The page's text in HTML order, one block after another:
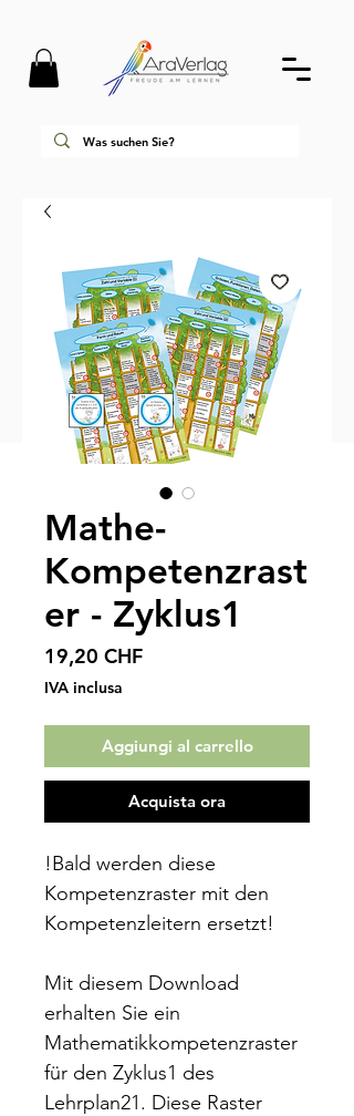
Mathe-
Kompetenzrast
er - Zyklus1
19,20 CHFPrezzo
IVA inclusa
Aggiungi al carrello
Acquista ora
!Bald werden diese
Kompetenzraster mit den
Kompetenzleitern ersetzt!
Mit diesem Download
erhalten Sie ein
Mathematikkompetenzraster
für den Zyklus1 des
Lehrplan21. Diese Raster